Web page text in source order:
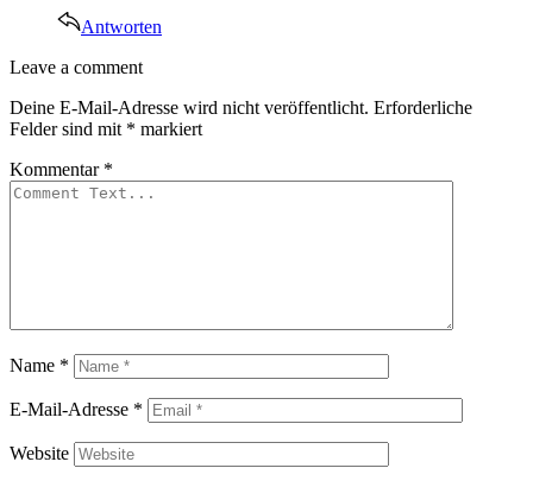
Antworten
Leave
comment
Leave a comment
Deine E-Mail-Adresse wird nicht veröffentlicht. Erforderliche
Felder sind mit * markiert
Kommentar *
Name *
E-Mail-Adresse *
Website